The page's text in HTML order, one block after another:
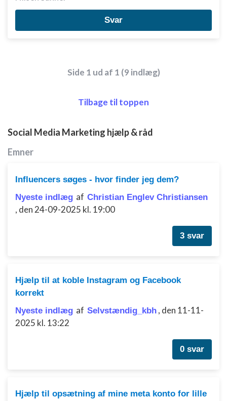
Svar
Side 1 ud af 1 (9 indlæg)
Tilbage til toppen
Social Media Marketing hjælp & råd
Emner
Influencers søges - hvor finder jeg dem?
Nyeste indlæg af Christian Englev Christiansen
, den 24-09-2025 kl. 19:00
3 svar
Hjælp til at koble Instagram og Facebook
korrekt
Nyeste indlæg af Selvstændig_kbh , den 11-11-
2025 kl. 13:22
0 svar
Hjælp til opsætning af mine meta konto for lille